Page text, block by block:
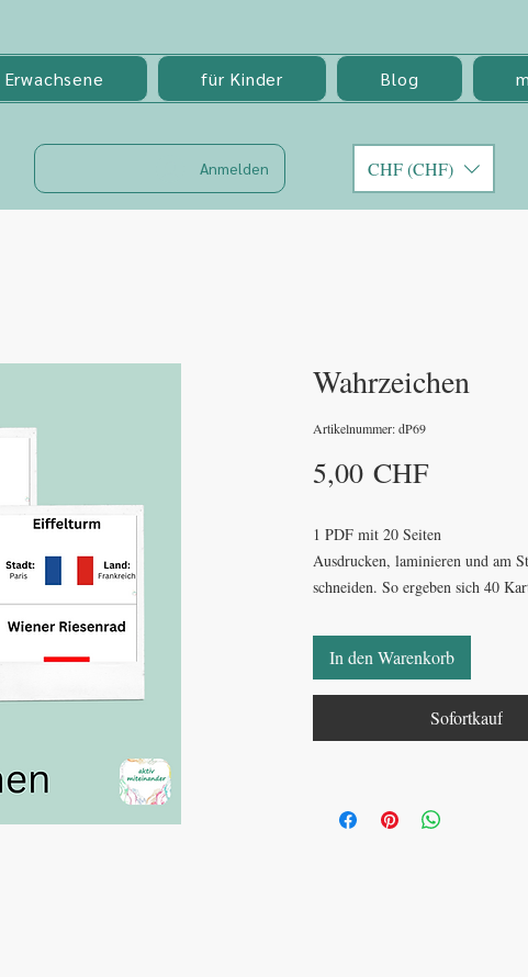
für Kinder Blog
Anmelden CHF (CHF)
Wahrzeichen
Artikelnummer: dP69
5,00 CHFPreis
1 PDF mit 20 Seiten
Ausdrucken, laminieren und am
schneiden. So ergeben sich 40
der anderen Karte wo das
(Stadt und Land).
In den Warenkorb
Sofortkauf